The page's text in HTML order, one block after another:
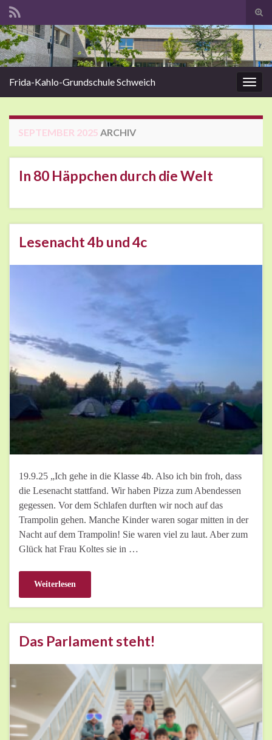
Search for:
Frida-Kahlo-Grundschule Schweich
SEPTEMBER 2025 ARCHIV
In 80 Häppchen durch die Welt
Lesenacht 4b und 4c
19.9.25 „Ich gehe in die Klasse 4b. Also ich bin froh, dass
die Lesenacht stattfand. Wir haben Pizza zum Abendessen
gegessen. Vor dem Schlafen durften wir noch auf das
Trampolin gehen. Manche Kinder waren sogar mitten in der
Nacht auf dem Trampolin! Sie waren viel zu laut. Aber zum
Glück hat Frau Koltes sie in …
Weiterlesen
Das Parlament steht!